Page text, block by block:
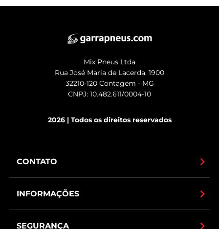
Mix Pneus Ltda
Rua José Maria de Lacerda, 1900
32210-120 Contagem - MG
CNPJ: 10.482.611/0004-10
2026 | Todos os direitos reservados
CONTATO
INFORMAÇÕES
SEGURANÇA